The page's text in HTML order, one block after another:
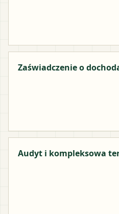
Zaświadczenie o
Audyt i kompleksowa